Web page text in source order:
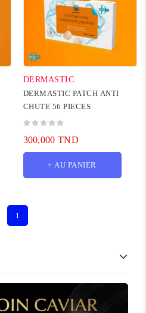
DERMASTIC
DERMASTIC PATCH ANTI
CHUTE 56 PIECES
300,000 TND
+ AU PANIER
1